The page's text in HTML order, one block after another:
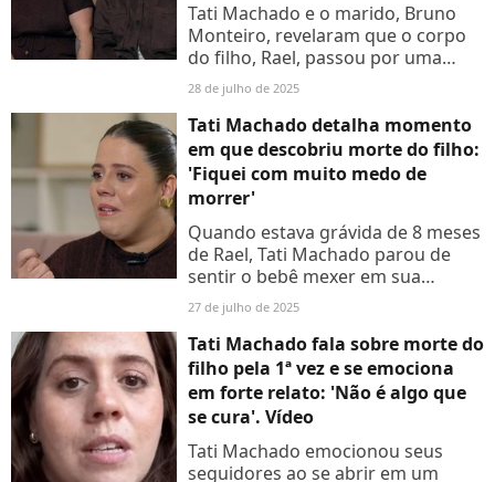
Tati Machado e o marido, Bruno
Monteiro, revelaram que o corpo
do filho, Rael, passou por uma
autópsia logo após o parto. Saiba
mais
28 de julho de 2025
Tati Machado detalha momento
em que descobriu morte do filho:
'Fiquei com muito medo de
morrer'
Quando estava grávida de 8 meses
de Rael, Tati Machado parou de
sentir o bebê mexer em sua
barriga e descobriu que o filho já
estava morto. Saiba detalhes
27 de julho de 2025
Tati Machado fala sobre morte do
filho pela 1ª vez e se emociona
em forte relato: 'Não é algo que
se cura'. Vídeo
Tati Machado emocionou seus
seguidores ao se abrir em um